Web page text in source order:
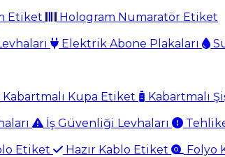
Etiket
Hologram Numaratör Etiket
Elektrik Abone Plakaları
Kabartmalı Kupa Etiket
Kabartmalı
İş Güvenliği Levhaları
Etiket Hazır Kablo Etiket Folyo